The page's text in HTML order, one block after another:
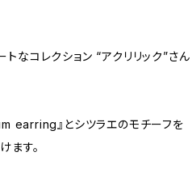
なコレクション “アクリリック”さん
earring』とシツラエのモチーフを
ます。